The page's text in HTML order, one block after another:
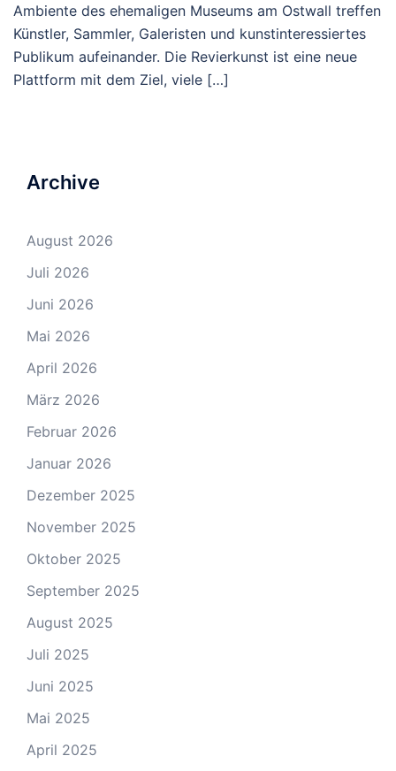
Ambiente des ehemaligen Museums am Ostwall treffen
Künstler, Sammler, Galeristen und kunstinteressiertes
Publikum aufeinander. Die Revierkunst ist eine neue
Plattform mit dem Ziel, viele […]
Archive
August 2026
Juli 2026
Juni 2026
Mai 2026
April 2026
März 2026
Februar 2026
Januar 2026
Dezember 2025
November 2025
Oktober 2025
September 2025
August 2025
Juli 2025
Juni 2025
Mai 2025
April 2025